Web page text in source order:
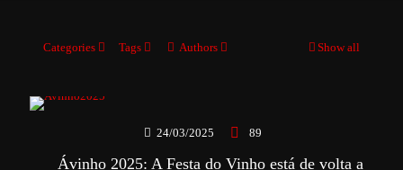
Categories Tags Authors Show all
24/03/2025 89
Ávinho 2025: A Festa do Vinho está de volta a